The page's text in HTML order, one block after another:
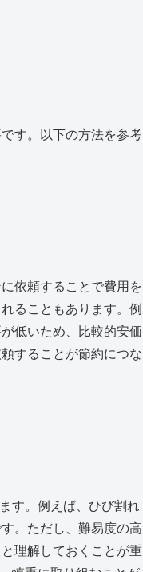
す。以下の方法を参考
依頼することで費用を
ることもあります。例
低いため、比較的安価
することが節約につな
す。例えば、ひび割れ
。ただし、難易度の高
理解しておくことが重